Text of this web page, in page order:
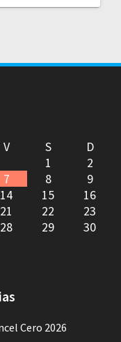
V S
D
1
2
7 8
9
14 15
16
21 22
23
28 29
30
Cero 2026